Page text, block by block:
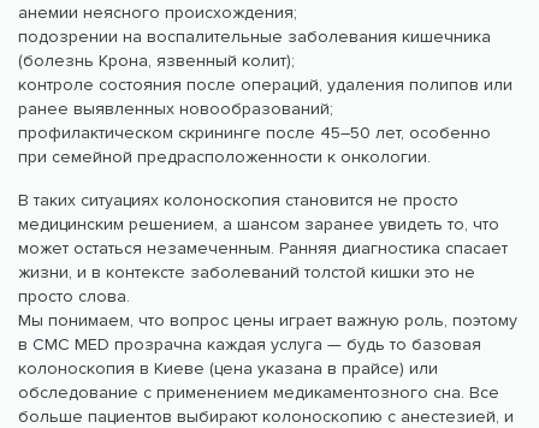
анемии неясного происхождения;
подозрении на воспалительные заболевания кишечника
(болезнь Крона, язвенный колит);
контроле состояния после операций, удаления полипов или
ранее выявленных новообразований;
профилактическом скрининге после 45–50 лет, особенно
при семейной предрасположенности к онкологии.
В таких ситуациях колоноскопия становится не просто
медицинским решением, а шансом заранее увидеть то, что
может остаться незамеченным. Ранняя диагностика спасает
жизни, и в контексте заболеваний толстой кишки это не
просто слова.
Мы понимаем, что вопрос цены играет важную роль, поэтому
в CMC MED прозрачна каждая услуга — будь то базовая
колоноскопия в Киеве (цена указана в прайсе) или
обследование с применением медикаментозного сна. Все
больше пациентов выбирают колоноскопию с анестезией, и